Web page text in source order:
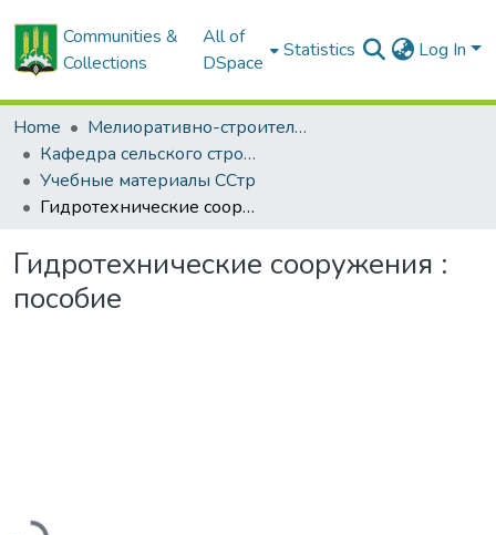
Communities &
Collections
All of
DSpace
Statistics Log In
Home
Мелиоративно-строительный факультет
Кафедра сельского строительства и обустройства территории
Учебные материалы ССтр
Гидротехнические сооружения : пособие
Гидротехнические сооружения :
пособие
Loading...